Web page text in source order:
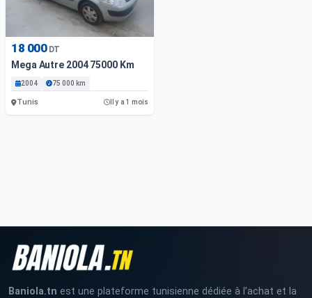
18 000 DT
Mega Autre 2004 75000 Km
2004 75 000 km
Tunis Il y a 1 mois
Baniola.tn est une plateforme tunisienne dédiée à l’achat et la